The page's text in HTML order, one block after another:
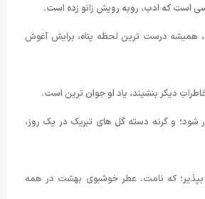
است که ادب، روبه رویش زانو زده است.
همیشه درست ترین لحظه پناه، برایش آغوش
دیگر بنشیند، یاد او جوان ترین است.
شود؛ و گرنه دسته گل های تبریک در یک روز،
بپذیر؛ که نامت، عطر خوشبوی بهشت در همه